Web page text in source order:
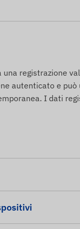
di avvisi SMS,
di sicurezza,
a qualcun altro,
su rete
in Svizzera)
caso di un
registrazione
autenticato e
I dati